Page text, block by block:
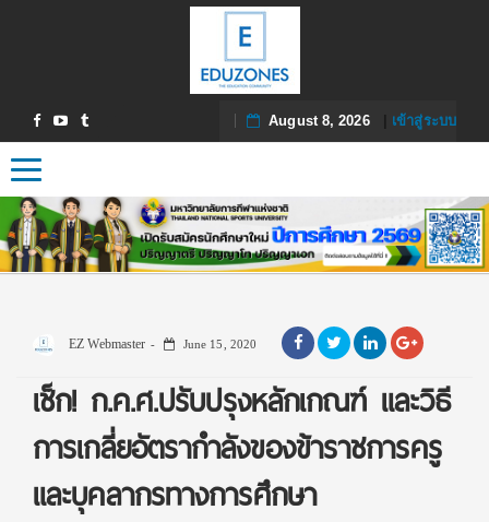
August 8, 2026| เข้าสู่ระบบ
Toggle navigation
EZ Webmaster June 15, 2020
เช็ก! ก.ค.ศ.ปรับปรุงหลักเกณฑ์ และวิธี
การเกลี่ยอัตรากำลังของข้าราชการครู
และบุคลากรทางการศึกษา